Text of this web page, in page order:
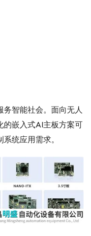
智能社会。面向无人
的嵌入式AI主板方案可
统应用需求。